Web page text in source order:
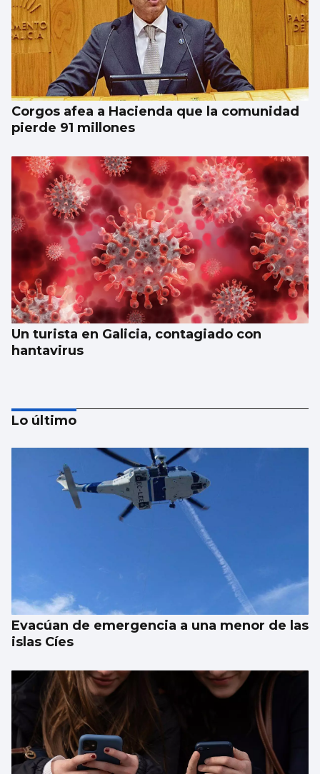
Corgos afea a Hacienda que la comunidad
pierde 91 millones
Un turista en Galicia, contagiado con
hantavirus
Galicia gana más de 15.000 habitantes en el
último año gracias a la llegada de
migrantes
Lo último
Evacúan de emergencia a una menor de las
islas Cíes